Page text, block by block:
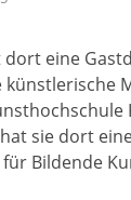
eine
künstlerische
sie dort
Bildende